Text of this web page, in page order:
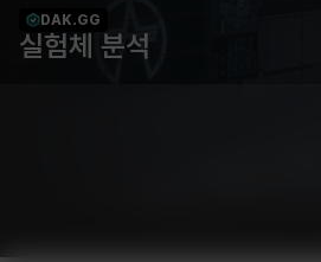
DAK.GG
실험체 분석